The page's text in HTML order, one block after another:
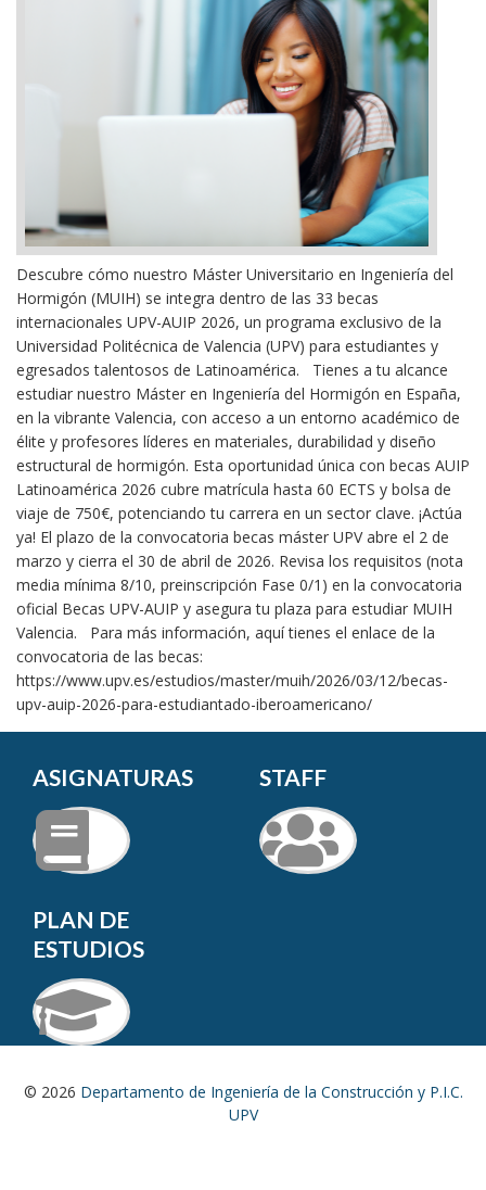
Descubre cómo nuestro Máster Universitario en Ingeniería del
Hormigón (MUIH) se integra dentro de las 33 becas
internacionales UPV-AUIP 2026, un programa exclusivo de la
Universidad Politécnica de Valencia (UPV) para estudiantes y
egresados talentosos de Latinoamérica. Tienes a tu alcance
estudiar nuestro Máster en Ingeniería del Hormigón en España,
en la vibrante Valencia, con acceso a un entorno académico de
élite y profesores líderes en materiales, durabilidad y diseño
estructural de hormigón. Esta oportunidad única con becas AUIP
Latinoamérica 2026 cubre matrícula hasta 60 ECTS y bolsa de
viaje de 750€, potenciando tu carrera en un sector clave. ¡Actúa
ya! El plazo de la convocatoria becas máster UPV abre el 2 de
marzo y cierra el 30 de abril de 2026. Revisa los requisitos (nota
media mínima 8/10, preinscripción Fase 0/1) en la convocatoria
oficial Becas UPV-AUIP y asegura tu plaza para estudiar MUIH
Valencia. Para más información, aquí tienes el enlace de la
convocatoria de las becas:
https://www.upv.es/estudios/master/muih/2026/03/12/becas-
upv-auip-2026-para-estudiantado-iberoamericano/
ASIGNATURAS STAFF
PLAN DE
ESTUDIOS
© 2026 Departamento de Ingeniería de la Construcción y P.I.C.
UPV